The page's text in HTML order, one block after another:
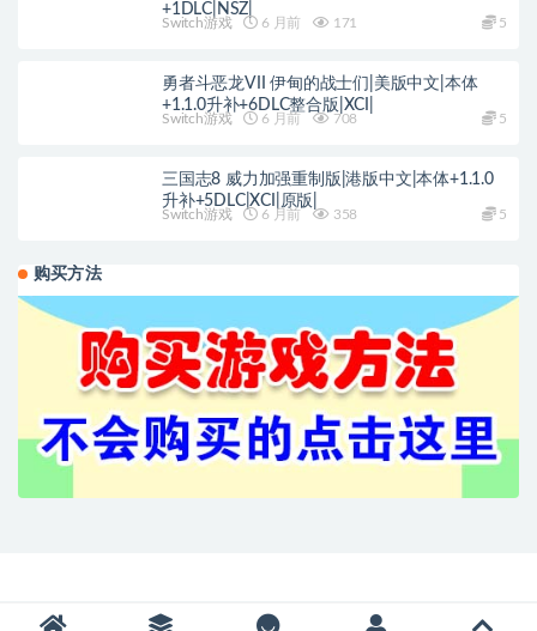
+1DLC|NSZ|
Switch游戏 6 月前 171 5
勇者斗恶龙VII 伊甸的战士们|美版中文|本体
+1.1.0升补+6DLC整合版|XCI|
Switch游戏 6 月前 708 5
三国志8 威力加强重制版|港版中文|本体+1.1.0
升补+5DLC|XCI|原版|
Switch游戏 6 月前 358 5
购买方法